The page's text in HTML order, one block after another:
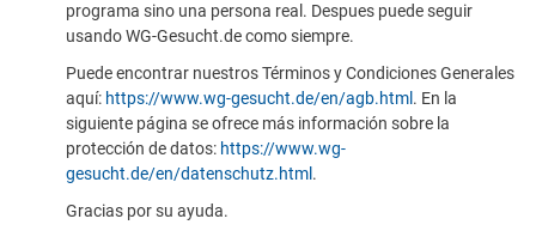
programa sino una persona real. Despues puede seguir
usando WG-Gesucht.de como siempre.
Puede encontrar nuestros Términos y Condiciones Generales
aquí: https://www.wg-gesucht.de/en/agb.html . En la
siguiente página se ofrece más información sobre la
protección de datos: https://www.wg-
gesucht.de/en/datenschutz.html .
Gracias por su ayuda.